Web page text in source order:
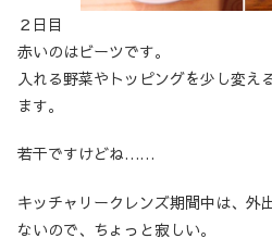
２日目
赤いのはビーツです。
入れる野菜やトッピングを少し変え
ます。
若干ですけどね……
キッチャリークレンズ期間中は、外
ないので、ちょっと寂しい。